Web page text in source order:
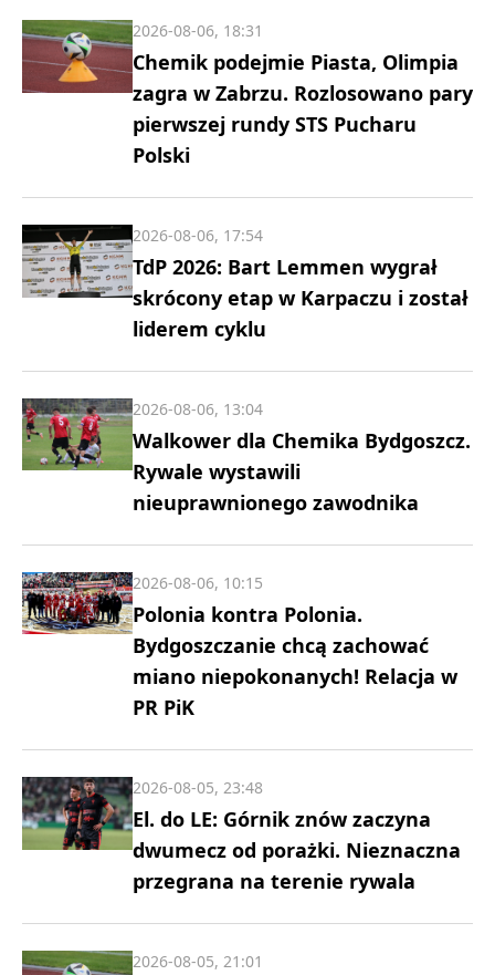
Chemik podejmie Piasta, Olimpia
zagra w Zabrzu. Rozlosowano pary
pierwszej rundy STS Pucharu
Polski
2026-08-06, 18:31
TdP 2026: Bart Lemmen wygrał
skrócony etap w Karpaczu i został
liderem cyklu
2026-08-06, 17:54
Walkower dla Chemika Bydgoszcz.
Rywale wystawili
nieuprawnionego zawodnika
2026-08-06, 13:04
Polonia kontra Polonia.
Bydgoszczanie chcą zachować
miano niepokonanych! Relacja w
PR PiK
2026-08-06, 10:15
El. do LE: Górnik znów zaczyna
dwumecz od porażki. Nieznaczna
przegrana na terenie rywala
2026-08-05, 23:48
2026-08-05, 21:01